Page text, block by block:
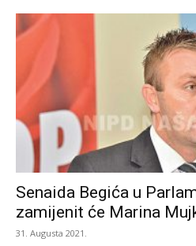
Senaida Begića u
zamijenit će Marina
31. Augusta 2021.